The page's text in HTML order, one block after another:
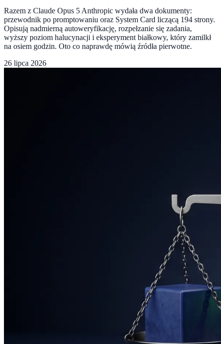
Razem z Claude Opus 5 Anthropic wydała dwa dokumenty:
przewodnik po promptowaniu oraz System Card liczącą 194 strony.
Opisują nadmierną autoweryfikację, rozpełzanie się zadania,
wyższy poziom halucynacji i eksperyment białkowy, który zamilkł
na osiem godzin. Oto co naprawdę mówią źródła pierwotne.
26 lipca 2026